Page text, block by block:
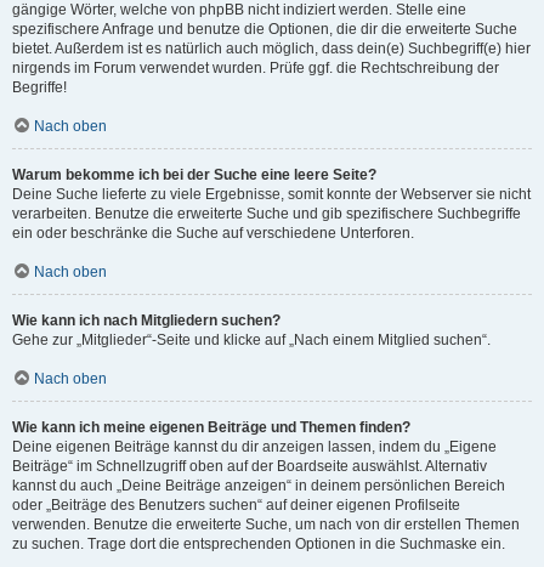
gängige Wörter, welche von phpBB nicht indiziert werden. Stelle eine
spezifischere Anfrage und benutze die Optionen, die dir die erweiterte Suche
bietet. Außerdem ist es natürlich auch möglich, dass dein(e) Suchbegriff(e) hier
nirgends im Forum verwendet wurden. Prüfe ggf. die Rechtschreibung der
Begriffe!
Nach oben
Warum bekomme ich bei der Suche eine leere Seite?
Deine Suche lieferte zu viele Ergebnisse, somit konnte der Webserver sie nicht
verarbeiten. Benutze die erweiterte Suche und gib spezifischere Suchbegriffe
ein oder beschränke die Suche auf verschiedene Unterforen.
Nach oben
Wie kann ich nach Mitgliedern suchen?
Gehe zur „Mitglieder“-Seite und klicke auf „Nach einem Mitglied suchen“.
Nach oben
Wie kann ich meine eigenen Beiträge und Themen finden?
Deine eigenen Beiträge kannst du dir anzeigen lassen, indem du „Eigene
Beiträge“ im Schnellzugriff oben auf der Boardseite auswählst. Alternativ
kannst du auch „Deine Beiträge anzeigen“ in deinem persönlichen Bereich
oder „Beiträge des Benutzers suchen“ auf deiner eigenen Profilseite
verwenden. Benutze die erweiterte Suche, um nach von dir erstellen Themen
zu suchen. Trage dort die entsprechenden Optionen in die Suchmaske ein.